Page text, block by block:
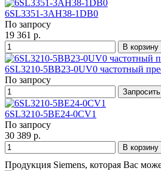
6SL3351-3AH38-1DB0
По запросу
19 361 р.
В корзину
6SL3210-5BB23-0UV0 частотный
По запросу
6SL3210-5BE24-0CV1
По запросу
30 389 р.
В корзину
Продукция Siemens, которая Вас